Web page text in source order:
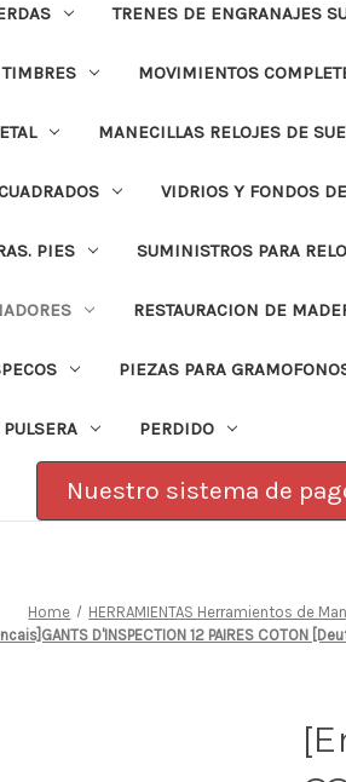
TRENES DE ENGRANAJES
MOVIMIENTOS
MANECILLAS RELOJES DE
VIDRIOS Y FONDOS
PIES SUMINISTROS PARA
RESTAURACION DE
PIEZAS PARA
PERDIDO
Nuestro sistema de
Home HERRAMIENTAS Herramientos de
D'INSPECTION 12 PAIRES COTON